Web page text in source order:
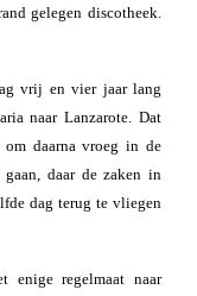
gelegen discotheek.
vrij en vier jaar lang
naar Lanzarote. Dat
om daarna vroeg in de
daar de zaken in
dag terug te vliegen
enige regelmaat naar